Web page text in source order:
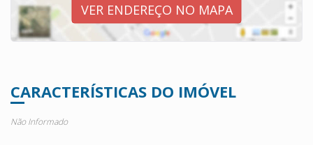
VER ENDEREÇO NO MAPA
CARACTERÍSTICAS DO IMÓVEL
Não Informado